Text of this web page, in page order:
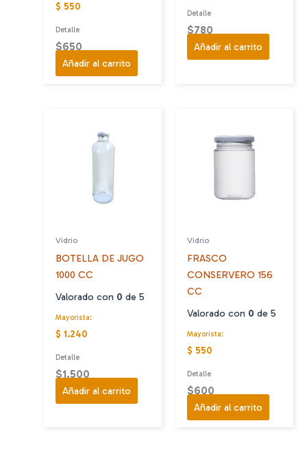
$ 550
Detalle
$650
Añadir al carrito
Detalle
$780
Añadir al carrito
Vidrio
BOTELLA DE JUGO
1000 CC
Valorado con 0 de 5
Mayorista:
$ 1.240
Detalle
$1.500
Añadir al carrito
Vidrio
FRASCO
CONSERVERO 156
CC
Valorado con 0 de 5
Mayorista:
$ 550
Detalle
$600
Añadir al carrito